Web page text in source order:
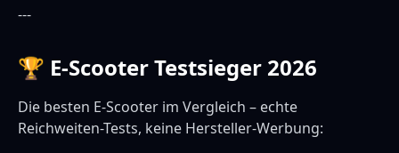
---
🏆 E-Scooter Testsieger 2026
Die besten E-Scooter im Vergleich – echte
Reichweiten-Tests, keine Hersteller-Werbung: